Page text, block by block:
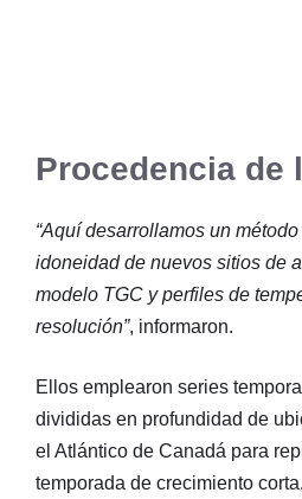
Procedencia de
“Aquí desarrollamos un
idoneidad de nuevos sitios de
modelo TGC y perfiles de
resolución”, informaron.
Ellos emplearon series
divididas en profundidad de
el Atlántico de Canadá para
temporada de crecimiento